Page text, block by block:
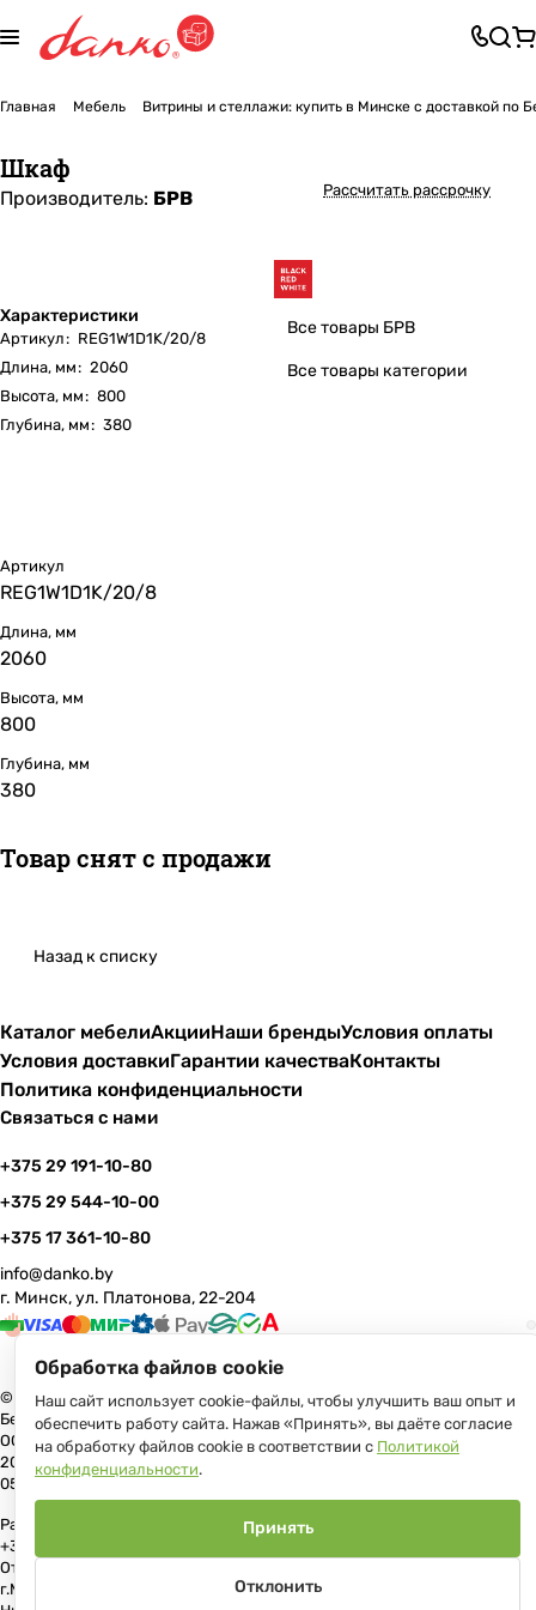
Главная Мебель Витрины и стеллажи: купить в Минске с доставкой по
Шкаф
Производитель: БРВ
Характеристики
Артикул: REG1W1D1K/20/8
Длина, мм: 2060
Высота, мм: 800
Глубина, мм: 380
Рассчитать рассрочку
Все товары БРВ
Все товары категории
Артикул
REG1W1D1K/20/8
Длина, мм
2060
Высота, мм
800
Глубина, мм
380
Товар снят с продажи
Назад к списку
Каталог мебелиАкцииНаши брендыУсловия оплаты
Условия доставкиГарантии качестваКонтакты
Политика конфиденциальности
Связаться с нами
+375 29 191-10-80
+375 29 544-10-00
+375 17 361-10-80
info@danko.by
г. Минск, ул. Платонова, 22-204
© 2026 Данко Бай: качественная мебель с оперативной доставкой по
Беларуси
ООО «Гранд Парк», юр.адрес: 220005, Минск, ул. Платонова, 22, пом.
204 В торговом реестре с 17 июля 2013 г. Регистрация №191081534,
05.11.2008, Мингорисполком.
Рассмотрение обращений потребителей, телефон +375 (17) 361-10-80,
+375 (29) 191-10-80, +375 (29) 544-10-00, e-mail: info@danko.by
Отдел торговли и услуг Администрации Первомайского района
г.Минска: тел. +375(17)215-14-65, Начальник отдела: Жакович Юлия
Обработка файлов cookie
Наш сайт использует cookie-файлы, чтобы улучшить ваш опыт и
обеспечить работу сайта. Нажав «Принять», вы даёте согласие
на обработку файлов cookie в соответствии с Политикой
конфиденциальности.
Отклонить
Принять